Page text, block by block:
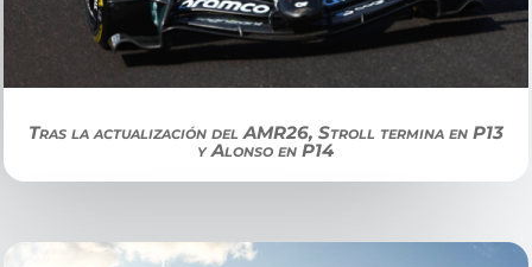
Tras la actualización del AMR26, Stroll termina en P13
y Alonso en P14